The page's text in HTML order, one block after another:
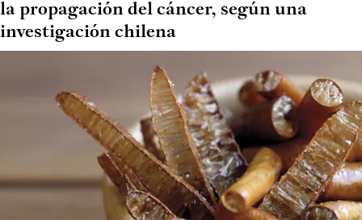
la propagación del cáncer, según una
investigación chilena